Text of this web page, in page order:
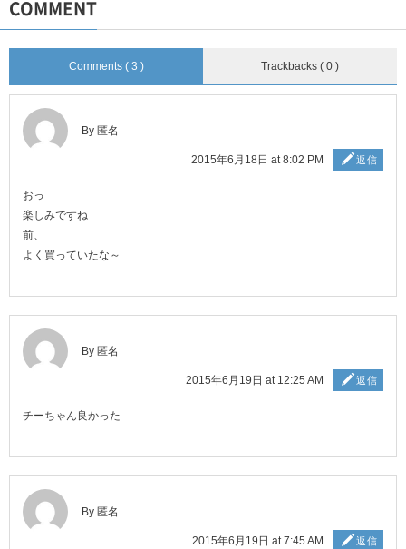
COMMENT
Comments ( 3 ) Trackbacks ( 0 )
By 匿名
2015年6月18日 at 8:02 PM 返信
おっ
楽しみですね
前、
よく買っていたな～
By 匿名
2015年6月19日 at 12:25 AM 返信
チーちゃん良かった
By 匿名
2015年6月19日 at 7:45 AM 返信